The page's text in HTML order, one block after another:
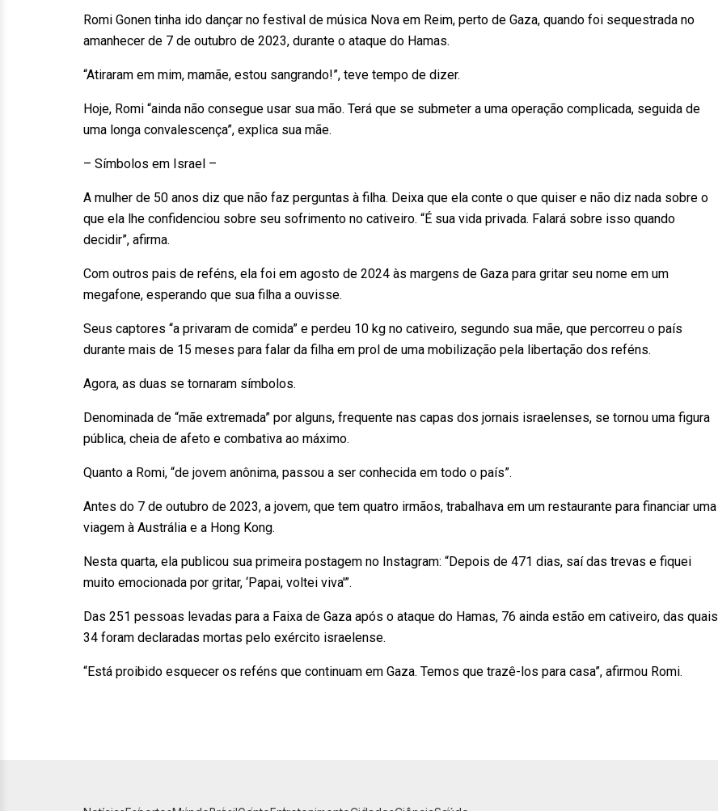
Romi Gonen tinha ido dançar no festival de música Nova em Reim, perto de Gaza, quando foi sequestrada no
amanhecer de 7 de outubro de 2023, durante o ataque do Hamas.
“Atiraram em mim, mamãe, estou sangrando!”, teve tempo de dizer.
Hoje, Romi “ainda não consegue usar sua mão. Terá que se submeter a uma operação complicada, seguida de
uma longa convalescença”, explica sua mãe.
– Símbolos em Israel –
A mulher de 50 anos diz que não faz perguntas à filha. Deixa que ela conte o que quiser e não diz nada sobre o
que ela lhe confidenciou sobre seu sofrimento no cativeiro. “É sua vida privada. Falará sobre isso quando
decidir”, afirma.
Com outros pais de reféns, ela foi em agosto de 2024 às margens de Gaza para gritar seu nome em um
megafone, esperando que sua filha a ouvisse.
Seus captores “a privaram de comida” e perdeu 10 kg no cativeiro, segundo sua mãe, que percorreu o país
durante mais de 15 meses para falar da filha em prol de uma mobilização pela libertação dos reféns.
Agora, as duas se tornaram símbolos.
Denominada de “mãe extremada” por alguns, frequente nas capas dos jornais israelenses, se tornou uma figura
pública, cheia de afeto e combativa ao máximo.
Quanto a Romi, “de jovem anônima, passou a ser conhecida em todo o país”.
Antes do 7 de outubro de 2023, a jovem, que tem quatro irmãos, trabalhava em um restaurante para financiar uma
viagem à Austrália e a Hong Kong.
Nesta quarta, ela publicou sua primeira postagem no Instagram: “Depois de 471 dias, saí das trevas e fiquei
muito emocionada por gritar, ‘Papai, voltei viva'”.
Das 251 pessoas levadas para a Faixa de Gaza após o ataque do Hamas, 76 ainda estão em cativeiro, das quais
34 foram declaradas mortas pelo exército israelense.
“Está proibido esquecer os reféns que continuam em Gaza. Temos que trazê-los para casa”, afirmou Romi.